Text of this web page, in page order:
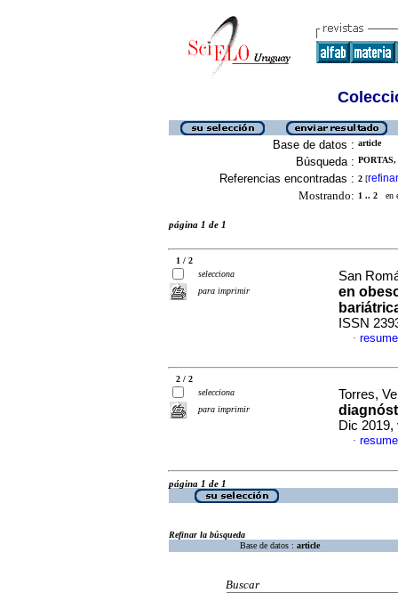
Base de datos : article
Búsqueda :
Referencias encontradas : 2 [refinar
Mostrando: 1 .. 2 en
página 1 de 1
1 / 2
selecciona
para imprimir
San
en
ISSN
·
2 / 2
selecciona
para imprimir
Torres,
Dic 2019,
·
página 1 de 1
Refinar la búsqueda
Base de datos : article
Buscar